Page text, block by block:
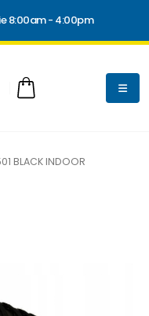
8:00am - 4:00pm
BLACK INDOOR